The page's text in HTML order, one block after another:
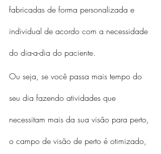
fabricadas de forma personalizada e
individual de acordo com a necessidade
do dia-a-dia do paciente.
Ou seja, se você passa mais tempo do
seu dia fazendo atividades que
necessitam mais da sua visão para perto,
o campo de visão de perto é otimizado,